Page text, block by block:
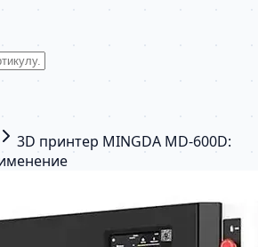
3D принтер MINGDA MD-600D: